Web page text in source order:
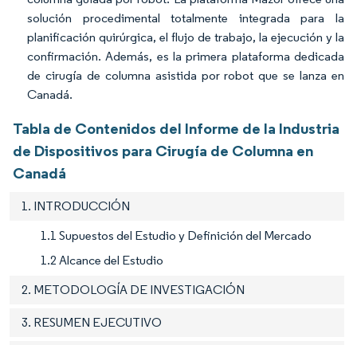
solución procedimental totalmente integrada para la
planificación quirúrgica, el flujo de trabajo, la ejecución y la
confirmación. Además, es la primera plataforma dedicada
de cirugía de columna asistida por robot que se lanza en
Canadá.
Tabla de Contenidos del Informe de la Industria
de Dispositivos para Cirugía de Columna en
Canadá
1. INTRODUCCIÓN
1.1 Supuestos del Estudio y Definición del Mercado
1.2 Alcance del Estudio
2. METODOLOGÍA DE INVESTIGACIÓN
3. RESUMEN EJECUTIVO